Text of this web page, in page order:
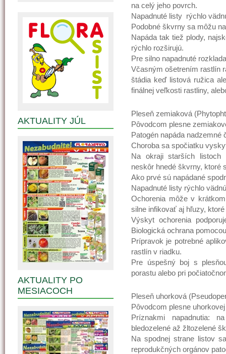
na celý jeho povrch.
Napadnuté listy rýchlo
Podobné škvrny sa môžu
Napáda tak tiež plody,
rýchlo rozširujú.
Pre silno napadnuté
Včasným ošetrením rastlín
štádia keď listová ružica
finálnej veľkosti rastliny,
Pleseň zemiaková
Pôvodcom plesne
Patogén napáda nadzemné
Choroba sa spočiatku
Na okraji starších listoch
neskôr hnedé škvrny, ktoré
Ako prvé sú napádané
Napadnuté listy rýchlo
Ochorenia môže v
silne infikovať aj hľuzy,
Výskyt ochorenia
Biologická ochrana
Prípravok je potrebné
rastlín v riadku.
Pre úspešný boj s
porastu alebo pri
Pleseň uhorková
Pôvodcom plesne
Príznakmi napadnutia:
bledozelené až žltozelené
Na spodnej strane listov
reprodukčných orgánov
AKTUALITY JÚL
AKTUALITY PO
MESIACOCH